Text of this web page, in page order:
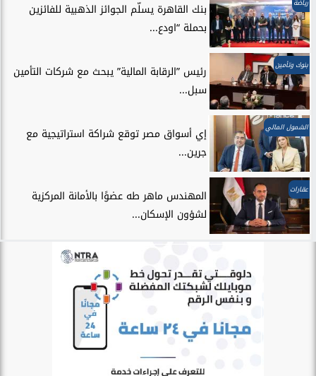
رياضة
بنك القاهرة يسلّم الجوائز الذهبية للفائزين
بحملة “اودع...
بنوك وتأمين
رئيس ”الرقابة المالية” يبحث مع شركات التأمين
سبل...
الشمول المالي
إي أسواق مصر توقع شراكة استراتيجية مع
جرين...
عقارات
المهندس ماهر طه عضوًا بالأمانة المركزية
لشؤون الإسكان...